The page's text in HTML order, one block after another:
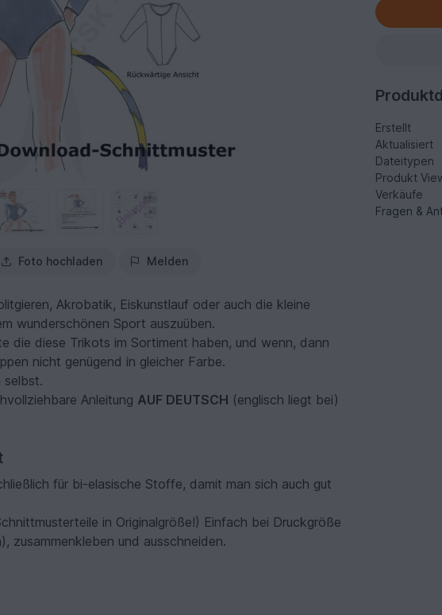
Foto hochladen Melden
Akrobatik, Eiskunstlauf oder auch die kleine
wunderschönen Sport auszuüben.
die diese Trikots im Sortiment haben, und wenn, dann
nicht genügend in gleicher Farbe.
selbst.
Anleitung AUF DEUTSCH (englisch liegt bei)
für bi-elasische Stoffe, damit man sich auch gut
in Originalgröße!) Einfach bei Druckgröße
zusammenkleben und ausschneiden.
Erstellt
Aktualisiert
Dateitypen
Produkt
Verkäufe
Fragen &